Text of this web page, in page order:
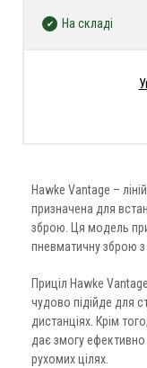
Hawke Vantage –
призначена для
зброю. Ця модель
пневматичну зброю
Приціл Hawke
чудово підійде для
дистанціях. Крім
дає змогу
рухомих цілях.
На складі